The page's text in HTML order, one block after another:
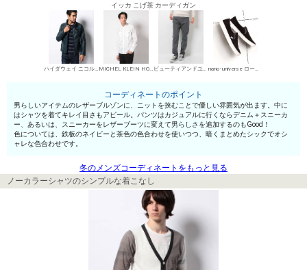
イッカ こげ茶 カーディガン
ハイダウェイ ニコル レザーブルゾン MICHEL KLEIN HOMME シャツ ビューティアンドユース ユナイテッドアローズ デニムパンツ・ジーンズ nano･universe ローカットスニーカー
コーディネートのポイント
男らしいアイテムのレザーブルゾンに、ニットを挟むことで優しい雰囲気が出ます。中に
はシャツを着てキレイ目さもアピール。パンツはカジュアルに行くならデニム＋スニーカ
ー、あるいは、スニーカーをレザーブーツに変えて男らしさを追加するのもGood！
色については、鉄板のネイビーと茶色の色合わせを使いつつ、暗くまとめたシックでオシ
ャレな色合わせです。
冬のメンズコーディネートをもっと見る
ノーカラーシャツのシンプルな着こなし